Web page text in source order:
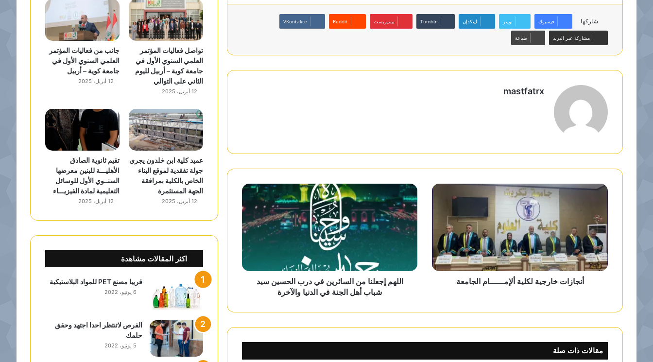
شاركها فيسبوك تويتر لينكدإن بينتيريست
مشاركة عبر البريد طباعة
mastfatrx
ا
ي
ب
أنجازات خارجية لكلية ألإمــــــام الجامعة
اللهم إجعلنا من السائرين في درب الحسين سيد
شباب أهل الجنة في الدنيا والآخرة
مقالات ذات صلة
تواصل فعاليات المؤتمر
العلمي السنوي الأول في
جامعة كوية – أربيل لليوم
الثاني على التوالي
12 أبريل، 2025
جانب من فعاليات المؤتمر
العلمي السنوي الأول في
جامعة كوية – أربيل
12 أبريل، 2025
عميد كلية ابن خلدون يجري
جولة تفقدية لموقع البناء
الخاص بالكلية بمرافقة
الجهة المستثمرة
12 أبريل، 2025
تقيم ثانوية الصادق
الأهليـــة للبنين معرضها
السنــوي الأول للوسائل
التعليمية لمادة الفيزيـــاء
12 أبريل، 2025
اكثر المقالات مشاهدة
قريبا مصنع PET للمواد البلاستيكية
6 يونيو، 2022
الفرص لاتنتظر احدا اجتهد وحقق
حلمك
5 يونيو، 2022